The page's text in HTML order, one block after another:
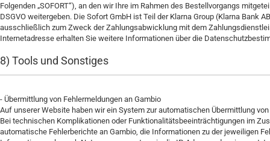
Folgenden „SOFORT“), an den wir Ihre im Rahmen des Bestellvorgangs
DSGVO weitergeben. Die Sofort GmbH ist Teil der Klarna Group (Klarna Bank
ausschließlich zum Zweck der Zahlungsabwicklung mit dem
Internetadresse erhalten Sie weitere Informationen über die
8) Tools und Sonstiges
- Übermittlung von Fehlermeldungen an Gambio
Auf unserer Website haben wir ein System zur automatischen Übermittlung
Bei technischen Komplikationen oder Funktionalitätsbeeinträchtigungen im
automatische Fehlerberichte an Gambio, die Informationen zu der jeweiligen